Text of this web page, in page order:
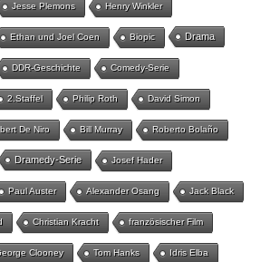
Jesse Plemons Henry Winkler
Ethan und Joel Coen Biopic Drama
DDR-Geschichte Comedy-Serie
2.Staffel Philip Roth David Simon
De Niro Bill Murray Roberto Bolaño
Dramedy-Serie Josef Hader
Paul Auster Alexander Osang Jack Black
Christian Kracht französischer Film
Clooney Tom Hanks Idris Elba